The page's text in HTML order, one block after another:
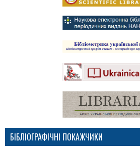
БІБЛІОГРАФІЧНІ ПОКАЖЧИКИ